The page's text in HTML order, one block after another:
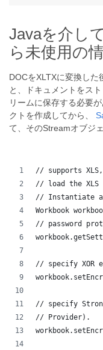
Javaを介し
ら未使用の
DOCをXLTXに変換した
と、ドキュメントをス
リームに保存する必要
クトを作成してから、
て、そのStreamオブジ
// supports XLS,
// load the XLS
// Instantiate a
Workbook
// password
// specify XOR
// specify
// Provider).